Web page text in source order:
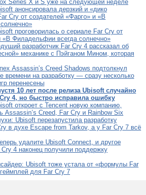
Series X и S уже на следующей неделе
анонсировала дерзкий и «дико
Cry от создателей «Фарго» и «В
проговорилась о сериале Far Cry от
«В Филадельфии всегда солнечно»
разработчик Far Cry 4 рассказал об
механике с Пэйганом Мином, которая
Assassin’s Creed Shadows подтолкнул
времени на разработку — сразу несколько
перенесены
10 лет после релиза Ubisoft случайно
4, но быстро исправила ошибку
откроет с Tencent новую компанию,
Assassin’s Creed, Far Cry и Rainbow Six
Ubisoft перезапустила разработку
в духе Escape from Tarkov, а у Far Cry 7 всё
удалите Ubisoft Connect, и другое
4 наконец получили поддержку
Ubisoft тоже устала от «формулы Far
для Far Cry 7